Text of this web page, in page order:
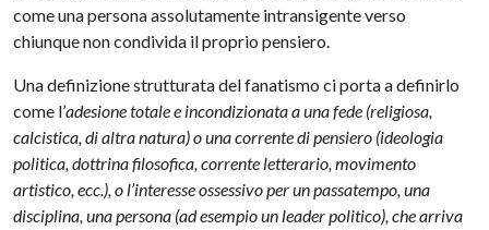
come una persona assolutamente intransigente verso
chiunque non condivida il proprio pensiero.
Una definizione strutturata del fanatismo ci porta a definirlo
come l’adesione totale e incondizionata a una fede (religiosa,
calcistica, di altra natura) o una corrente di pensiero (ideologia
politica, dottrina filosofica, corrente letterario, movimento
artistico, ecc.), o l’interesse ossessivo per un passatempo, una
disciplina, una persona (ad esempio un leader politico), che arriva